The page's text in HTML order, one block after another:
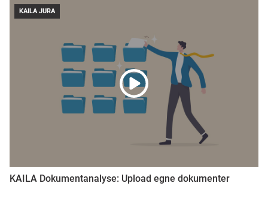
KAILA JURA
KAILA Dokumentanalyse: Upload egne dokumenter